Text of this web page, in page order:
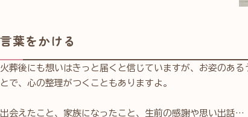
言葉をかける
火葬後にも想いはきっと届くと信じていますが、お姿のあ
とで、心の整理がつくこともありますよ。
出会えたこと、家族になったこと、生前の感謝や思い出話…